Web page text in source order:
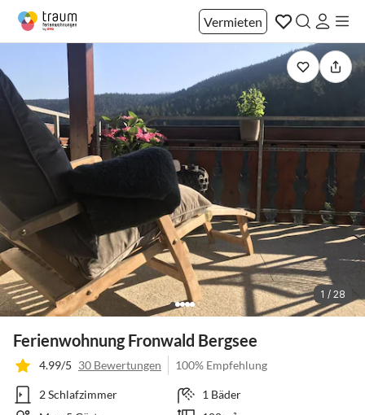
Vermieten
1 / 28
Ferienwohnung Fronwald Bergsee
4.99/5 30 Bewertungen 100% Empfehlung
2 Schlafzimmer
1 Bäder